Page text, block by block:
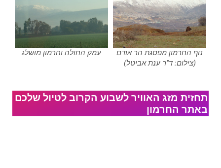
נוף החרמון מפסגת הר אודם
(צילום: ד"ר ענת אביטל)
עמק החולה וחרמון מושלג
תחזית מזג האוויר לשבוע הקרוב לטיול שלכם
באתר החרמון